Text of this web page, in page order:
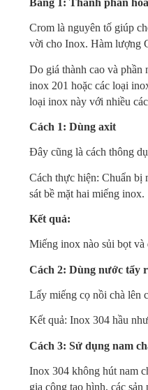
Bảng 1: Thành phần
Crom là nguyên tố giúp
vời cho Inox. Hàm lượng
Do giá thành cao và phần
inox 201 hoặc các loại
loại inox này với nhiều
Cách 1: Dùng axit
Đây cũng là cách thông
Cách thực hiện: Chuẩn bị
sát bề mặt hai miếng inox.
Kết quả:
Miếng inox nào sủi bọt
Cách 2: Dùng nước tẩy
Lấy miếng cọ nồi chà lên
Kết quả: Inox 304 hầu
Cách 3: Sử dụng nam
Inox 304 không hút nam
gia công tạo hình, các